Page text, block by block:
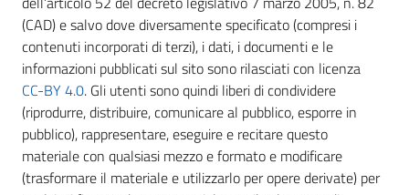
(CAD) e salvo dove diversamente specificato (compresi i
contenuti incorporati di terzi), i dati, i documenti e le
informazioni pubblicati sul sito sono rilasciati con licenza
CC-BY 4.0. Gli utenti sono quindi liberi di condividere
(riprodurre, distribuire, comunicare al pubblico, esporre in
pubblico), rappresentare, eseguire e recitare questo
materiale con qualsiasi mezzo e formato e modificare
(trasformare il materiale e utilizzarlo per opere derivate) per